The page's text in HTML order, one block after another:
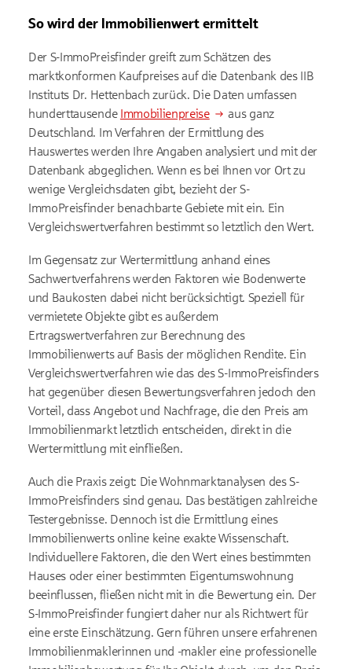
So wird der Immobilienwert ermittelt
Der S-ImmoPreisfinder greift zum Schätzen des
marktkonformen Kaufpreises auf die Datenbank des IIB
Instituts Dr. Hettenbach zurück. Die Daten umfassen
hunderttausende Immobilienpreise
aus ganz
Deutschland. Im Verfahren der Ermittlung des
Hauswertes werden Ihre Angaben analysiert und mit der
Datenbank abgeglichen. Wenn es bei Ihnen vor Ort zu
wenige Vergleichsdaten gibt, bezieht der S-
ImmoPreisfinder benachbarte Gebiete mit ein. Ein
Vergleichswertverfahren bestimmt so letztlich den Wert.
Im Gegensatz zur Wertermittlung anhand eines
Sachwertverfahrens werden Faktoren wie Bodenwerte
und Baukosten dabei nicht berücksichtigt. Speziell für
vermietete Objekte gibt es außerdem
Ertragswertverfahren zur Berechnung des
Immobilienwerts auf Basis der möglichen Rendite. Ein
Vergleichswertverfahren wie das des S-ImmoPreisfinders
hat gegenüber diesen Bewertungsverfahren jedoch den
Vorteil, dass Angebot und Nachfrage, die den Preis am
Immobilienmarkt letztlich entscheiden, direkt in die
Wertermittlung mit einfließen.
Auch die Praxis zeigt: Die Wohnmarktanalysen des S-
ImmoPreisfinders sind genau. Das bestätigen zahlreiche
Testergebnisse. Dennoch ist die Ermittlung eines
Immobilienwerts online keine exakte Wissenschaft.
Individuellere Faktoren, die den Wert eines bestimmten
Hauses oder einer bestimmten Eigentumswohnung
beeinflussen, fließen nicht mit in die Bewertung ein. Der
S-ImmoPreisfinder fungiert daher nur als Richtwert für
eine erste Einschätzung. Gern führen unsere erfahrenen
Immobilienmaklerinnen und -makler eine professionelle